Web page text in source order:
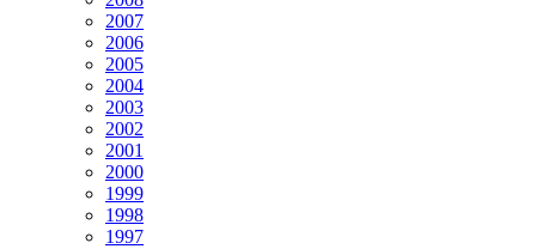
2007
2006
2005
2004
2003
2002
2001
2000
1999
1998
1997